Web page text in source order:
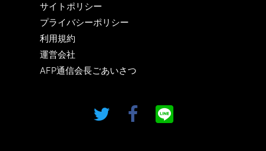
サイトポリシー
プライバシーポリシー
利用規約
運営会社
AFP通信会長ごあいさつ